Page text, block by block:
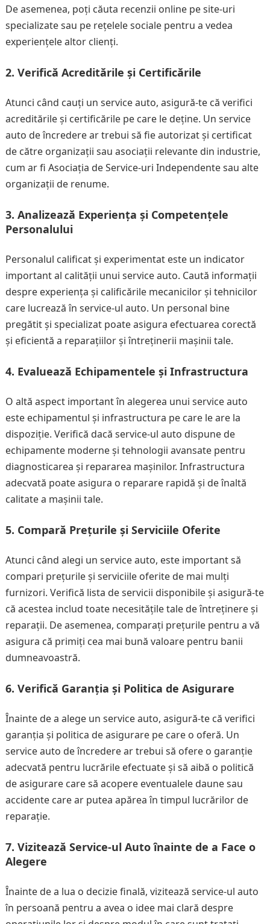
De asemenea, poți căuta recenzii online pe site-uri
specializate sau pe rețelele sociale pentru a vedea
experiențele altor clienți.
2. Verifică Acreditările și Certificările
Atunci când cauți un service auto, asigură-te că verifici
acreditările și certificările pe care le deține. Un service
auto de încredere ar trebui să fie autorizat și certificat
de către organizații sau asociații relevante din industrie,
cum ar fi Asociația de Service-uri Independente sau alte
organizații de renume.
3. Analizează Experiența și Competențele
Personalului
Personalul calificat și experimentat este un indicator
important al calității unui service auto. Caută informații
despre experiența și calificările mecanicilor și tehnicilor
care lucrează în service-ul auto. Un personal bine
pregătit și specializat poate asigura efectuarea corectă
și eficientă a reparațiilor și întreținerii mașinii tale.
4. Evaluează Echipamentele și Infrastructura
O altă aspect important în alegerea unui service auto
este echipamentul și infrastructura pe care le are la
dispoziție. Verifică dacă service-ul auto dispune de
echipamente moderne și tehnologii avansate pentru
diagnosticarea și repararea mașinilor. Infrastructura
adecvată poate asigura o reparare rapidă și de înaltă
calitate a mașinii tale.
5. Compară Prețurile și Serviciile Oferite
Atunci când alegi un service auto, este important să
compari prețurile și serviciile oferite de mai mulți
furnizori. Verifică lista de servicii disponibile și asigură-te
că acestea includ toate necesitățile tale de întreținere și
reparații. De asemenea, comparați prețurile pentru a vă
asigura că primiți cea mai bună valoare pentru banii
dumneavoastră.
6. Verifică Garanția și Politica de Asigurare
Înainte de a alege un service auto, asigură-te că verifici
garanția și politica de asigurare pe care o oferă. Un
service auto de încredere ar trebui să ofere o garanție
adecvată pentru lucrările efectuate și să aibă o politică
de asigurare care să acopere eventualele daune sau
accidente care ar putea apărea în timpul lucrărilor de
reparație.
7. Vizitează Service-ul Auto înainte de a Face o
Alegere
Înainte de a lua o decizie finală, vizitează service-ul auto
în persoană pentru a avea o idee mai clară despre